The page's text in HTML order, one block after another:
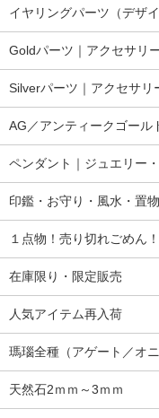
イヤリングパーツ（デザイ
Goldパーツ｜アクセサリ
Silverパーツ｜アクセサリ
AG／アンティークゴール
ペンダント｜ジュエリー
印鑑・お守り・風水・置物
１点物！売り切れごめん！
在庫限り・限定販売
人気アイテム再入荷
瑪瑙全種（アゲート／オニ
天然石2ｍｍ～3ｍｍ